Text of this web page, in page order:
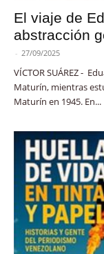
El viaje de
abstracción
- 27/09/2025
VÍCTOR SUÁREZ -
Maturín, mientras
Maturín en 1945. En...